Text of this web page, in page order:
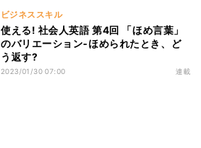
ビジネススキル
使える! 社会人英語 第4回 「ほめ言葉」
のバリエーション-ほめられたとき、ど
う返す?
2023/01/30 07:00 連載